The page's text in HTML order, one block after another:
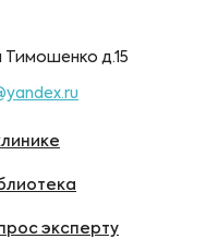
Тимошенко д.15
эксперту